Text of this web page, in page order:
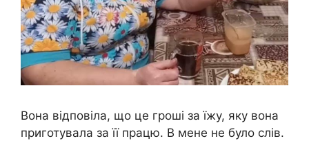
Вона відповіла, що це гроші за їжу, яку вона
приготувала за її працю. В мене не було слів.